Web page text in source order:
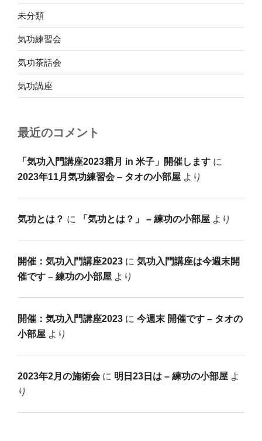
未分類
気功練習会
気功茶話会
気功講座
最近のコメント
「気功入門講座2023霜月 in 米子」開催します に
2023年11月気功練習会 – タオの小部屋 より
気功とは？ に 「気功とは？」 – 練功の小部屋 より
開催：気功入門講座2023 に 気功入門講座は今週末開
催です – 練功の小部屋 より
開催：気功入門講座2023 に 今週末 開催です – タオの
小部屋 より
2023年2月の施術会 に 明日23日は – 練功の小部屋 よ
り